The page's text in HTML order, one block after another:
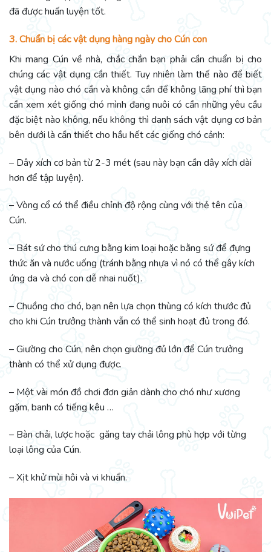
đã được huấn luyện tốt.
3. Chuẩn bị các vật dụng hàng ngày cho Cún con
Khi mang Cún về nhà, chắc chắn bạn phải cần chuẩn bị cho
chúng các vật dụng cần thiết. Tuy nhiên làm thế nào để biết
vật dụng nào chó cần và không cần để không lãng phí thì bạn
cần xem xét giống chó mình đang nuôi có cần những yêu cầu
đặc biệt nào không, nếu không thì danh sách vật dụng cơ bản
bên dưới là cần thiết cho hầu hết các giống chó cảnh:
– Dây xích cơ bản từ 2-3 mét (sau này bạn cần dây xích dài
hơn để tập luyện).
– Vòng cổ có thể điều chỉnh độ rộng cùng với thẻ tên của
Cún.
– Bát sứ cho thú cưng bằng kim loại hoặc bằng sứ để đựng
thức ăn và nước uống (tránh bằng nhựa vì nó có thể gây kích
ứng da và chó con dễ nhai nuốt).
– Chuồng cho chó, bạn nên lựa chọn thùng có kích thước đủ
cho khi Cún trưởng thành vẫn có thể sinh hoạt đủ trong đó.
– Giường cho Cún, nên chọn giường đủ lớn để Cún trưởng
thành có thể xử dụng được.
– Một vài món đồ chơi đơn giản dành cho chó như xương
gặm, banh có tiếng kêu …
– Bàn chải, lược hoặc găng tay chải lông phù hợp với từng
loại lông của Cún.
– Xịt khử mùi hôi và vi khuẩn.